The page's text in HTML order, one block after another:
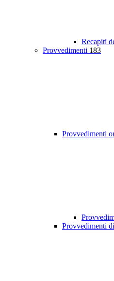
Recapiti
Provvedimenti 183
Provvedimenti
Provvedimenti